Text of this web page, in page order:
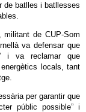
de batlles i batllesses
militant de CUP-Som
va defensar que
i va reclamar que
locals, tant
per garantir que
públic possible” i